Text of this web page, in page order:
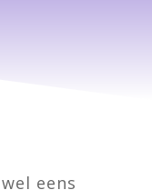
eens